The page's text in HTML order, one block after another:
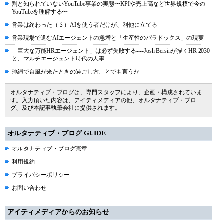
割と知られていないYouTube事業の実態〜KPIや売上高など世界規模で今の
YouTubeを理解する〜
営業は終わった（３）AIを使う者だけが、利他に立てる
営業現場で進むAIエージェントの急増と「生産性のパラドックス」の現実
「巨大な万能HRエージェント」は必ず失敗する----Josh Bersinが描くHR 2030
と、マルチエージェント時代の人事
沖縄で台風が来たときの過ごし方、とでも言うか
オルタナティブ・ブログは、専門スタッフにより、企画・構成されていま
す。入力頂いた内容は、アイティメディアの他、オルタナティブ・ブロ
グ、及び本記事執筆会社に提供されます。
オルタナティブ・ブログ GUIDE
オルタナティブ・ブログ憲章
利用規約
プライバシーポリシー
お問い合わせ
アイティメディアからのお知らせ